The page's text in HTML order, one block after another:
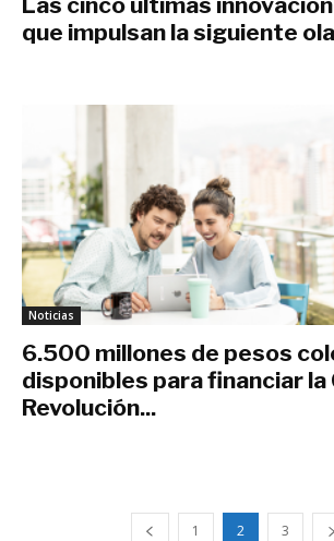
que impulsan la siguiente
Noticias
6.500 millones de pesos
disponibles para financiar la
Revolución...
1 2 3